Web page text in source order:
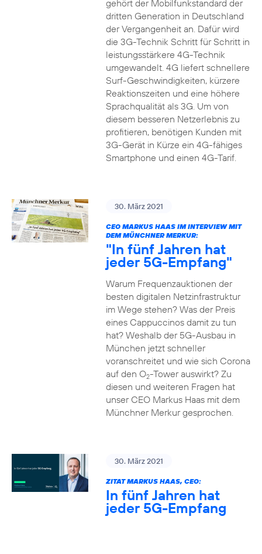
gehört der Mobilfunkstandard der
dritten Generation in Deutschland
der Vergangenheit an. Dafür wird
die 3G-Technik Schritt für Schritt in
leistungsstärkere 4G-Technik
umgewandelt. 4G liefert schnellere
Surf-Geschwindigkeiten, kürzere
Reaktionszeiten und eine höhere
Sprachqualität als 3G. Um von
diesem besseren Netzerlebnis zu
profitieren, benötigen Kunden mit
3G-Gerät in Kürze ein 4G-fähiges
Smartphone und einen 4G-Tarif.
30. März 2021
CEO MARKUS HAAS IM INTERVIEW MIT
DEM MÜNCHNER MERKUR:
"In fünf Jahren hat
jeder 5G-Empfang"
Warum Frequenzauktionen der
besten digitalen Netzinfrastruktur
im Wege stehen? Was der Preis
eines Cappuccinos damit zu tun
hat? Weshalb der 5G-Ausbau in
München jetzt schneller
voranschreitet und wie sich Corona
auf den O2-Tower auswirkt? Zu
diesen und weiteren Fragen hat
unser CEO Markus Haas mit dem
Münchner Merkur gesprochen.
30. März 2021
ZITAT MARKUS HAAS, CEO:
In fünf Jahren hat
jeder 5G-Empfang